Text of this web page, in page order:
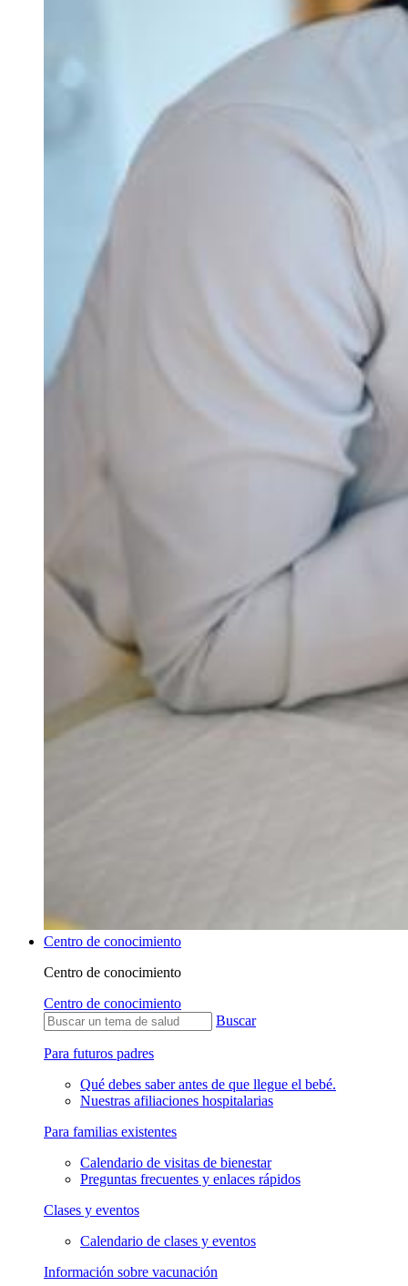
Centro de conocimiento
Centro de conocimiento
Centro de conocimiento
Buscar
Para futuros padres
Qué debes saber antes de que llegue el bebé.
Nuestras afiliaciones hospitalarias
Para familias existentes
Calendario de visitas de bienestar
Preguntas frecuentes y enlaces rápidos
Clases y eventos
Calendario de clases y eventos
Información sobre vacunación